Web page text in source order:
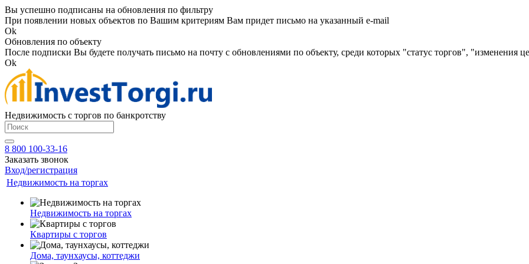
Вы успешно подписаны на обновления по фильтру
При появлении новых объектов по Вашим критериям Вам придет письмо на указанный e-mail
Ok
Обновления по объекту
После подписки Вы будете получать письмо на почту с обновлениями по объекту, среди которых "статус торгов", "изменения
Ok
Недвижимость с торгов по банкротству
8 800 100-33-16
Заказать звонок
Вход/регистрация
Недвижимость на торгах
Недвижимость на торгах
Квартиры с торгов
Дома, таунхаусы, коттеджи